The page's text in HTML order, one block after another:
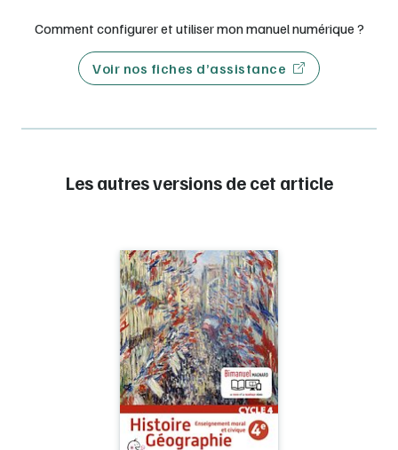
Comment configurer et utiliser mon manuel numérique ?
Voir nos fiches d’assistance
Les autres versions de cet article